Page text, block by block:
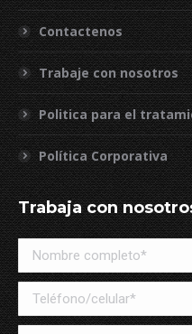
Contactenos
Trabaje con nosotros
Politica para el
Política Corporativa
Trabaja con